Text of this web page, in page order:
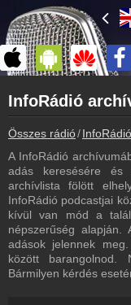
myonlineradio.hu
InfoRádió
Vissza az InfoRádió
Bejelentkezés
Hozz létre saját fiókot!
Műsorújság
InfoRádió műsorai
Hírek
InfoRádió kapcsolatos
Összes rádió InfoRádió
A InfoRádió
adás keresésére és
archívlista fölött
InfoRádió podcastjai
kívül van mód a
népszerűség alapján.
adások jelennek
között barangolnod.
Bármilyen kérdés